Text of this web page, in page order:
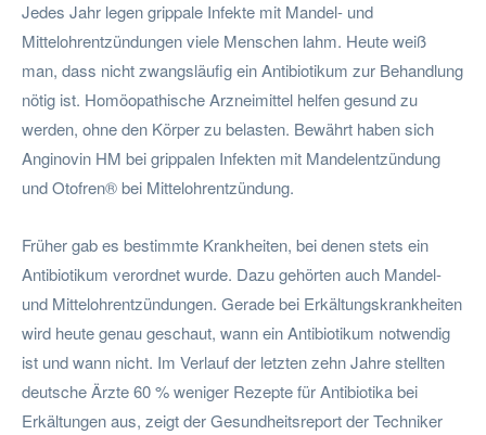
Jedes Jahr legen grippale Infekte mit Mandel- und
Mittelohrentzündungen viele Menschen lahm. Heute weiß
man, dass nicht zwangsläufig ein Antibiotikum zur Behandlung
nötig ist. Homöopathische Arzneimittel helfen gesund zu
werden, ohne den Körper zu belasten. Bewährt haben sich
Anginovin HM bei grippalen Infekten mit Mandelentzündung
und Otofren® bei Mittelohrentzündung.
Früher gab es bestimmte Krankheiten, bei denen stets ein
Antibiotikum verordnet wurde. Dazu gehörten auch Mandel-
und Mittelohrentzündungen. Gerade bei Erkältungskrankheiten
wird heute genau geschaut, wann ein Antibiotikum notwendig
ist und wann nicht. Im Verlauf der letzten zehn Jahre stellten
deutsche Ärzte 60 % weniger Rezepte für Antibiotika bei
Erkältungen aus, zeigt der Gesundheitsreport der Techniker